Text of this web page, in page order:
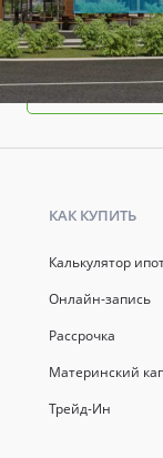
Задать
КАК КУПИТЬ
Калькулятор
Онлайн-запись
Рассрочка
Материнский
Трейд-Ин